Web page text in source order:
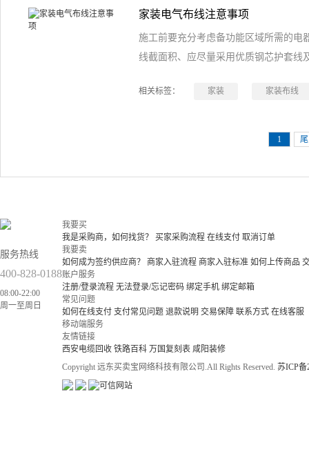
家装电气布线注意事项
施工前要充分考虑备功能区域所需的电
线截面积、应尽量采用优质钢芯护套线
相关标签： 家装 家装布线
1
服务热线
400-828-0188
08:00-22:00
周一至周日
我要买
我是采购商，如何找货？
买家采购流程 在线支付 取消订单
我要卖
如何成为签约供应商？
商家入驻流程 商家入驻标准 如何上传商品
账户服务
注册/登录流程 无法登录/忘记密码 绑定手机 绑定邮箱
常见问题
如何在线支付 支付常见问题 退款说明 交易保障 联系方式 在线客服
移动端服务
友情链接
西安电缆回收 铁路百科 万国复刻表 咸阳装修
Copyright 远东买卖宝网络科技有限公司.All Rights Reserved. 苏ICP备